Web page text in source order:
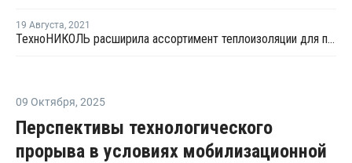
19 Августа, 2021
ТехноНИКОЛЬ расширила ассортимент теплоизоляции для поставки в Европу
09 Октября, 2025
Перспективы технологического
прорыва в условиях мобилизационной